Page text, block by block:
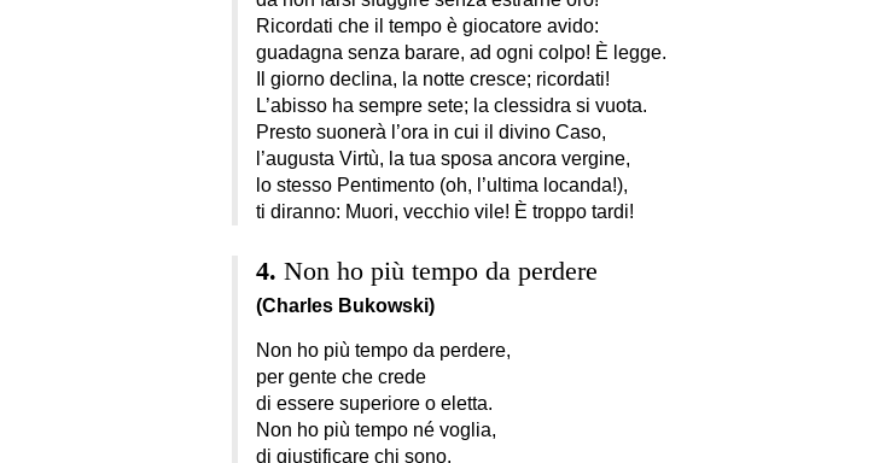
Ricordati che il tempo è giocatore avido:
guadagna senza barare, ad ogni colpo! È legge.
Il giorno declina, la notte cresce; ricordati!
L’abisso ha sempre sete; la clessidra si vuota.
Presto suonerà l’ora in cui il divino Caso,
l’augusta Virtù, la tua sposa ancora vergine,
lo stesso Pentimento (oh, l’ultima locanda!),
ti diranno: Muori, vecchio vile! È troppo tardi!
Non ho più tempo da perdere
(Charles Bukowski)
Non ho più tempo da perdere,
per gente che crede
di essere superiore o eletta.
Non ho più tempo né voglia,
di giustificare chi sono.